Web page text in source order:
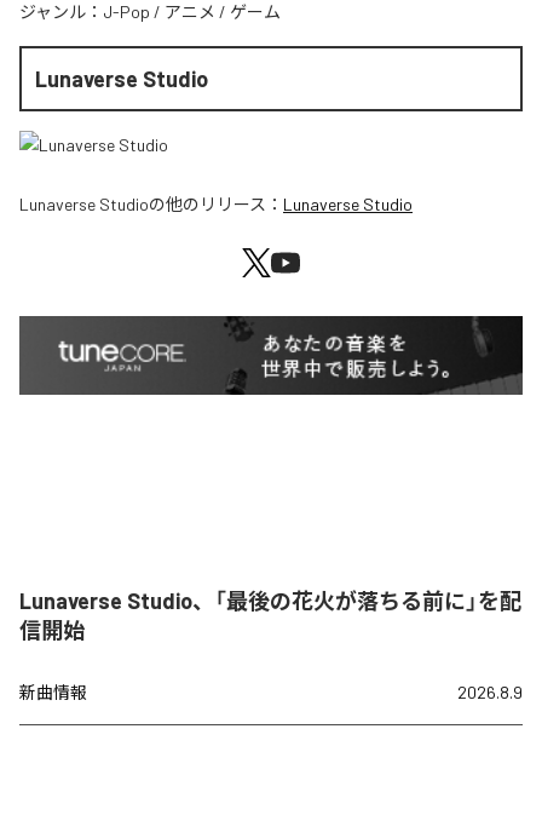
ジャンル： J-Pop / アニメ / ゲーム
Lunaverse Studio
Lunaverse Studioの他のリリース： Lunaverse Studio
Lunaverse Studio、「最後の花火が落ちる前に」を配
信開始
新曲情報 2026.8.9